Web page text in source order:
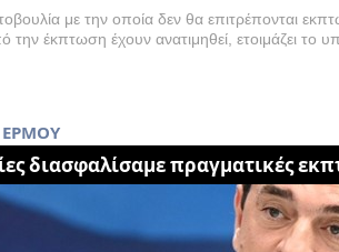
με την οποία δεν θα επιτρέπονται
την έκπτωση έχουν ανατιμηθεί, ετοιμάζει το
ΕΡΜΟΥ
διασφαλίσαμε πραγματικές